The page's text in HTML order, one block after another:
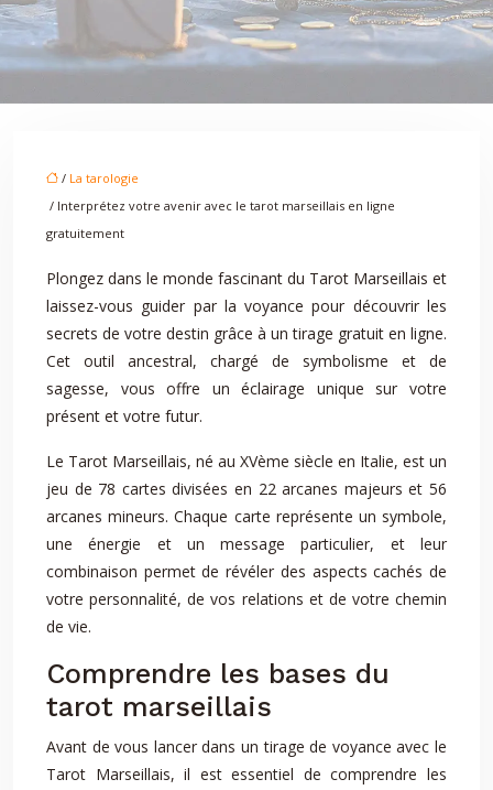
/ La tarologie
/ Interprétez votre avenir avec le tarot marseillais en ligne
gratuitement
Plongez dans le monde fascinant du Tarot Marseillais et
laissez-vous guider par la voyance pour découvrir les
secrets de votre destin grâce à un tirage gratuit en ligne.
Cet outil ancestral, chargé de symbolisme et de
sagesse, vous offre un éclairage unique sur votre
présent et votre futur.
Le Tarot Marseillais, né au XVème siècle en Italie, est un
jeu de 78 cartes divisées en 22 arcanes majeurs et 56
arcanes mineurs. Chaque carte représente un symbole,
une énergie et un message particulier, et leur
combinaison permet de révéler des aspects cachés de
votre personnalité, de vos relations et de votre chemin
de vie.
Comprendre les bases du
tarot marseillais
Avant de vous lancer dans un tirage de voyance avec le
Tarot Marseillais, il est essentiel de comprendre les